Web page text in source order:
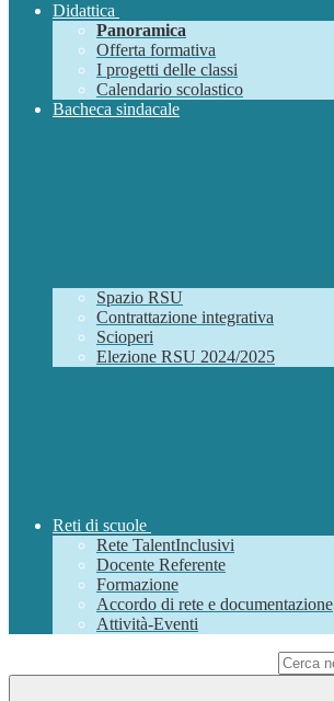
Didattica
Panoramica
Offerta formativa
I progetti delle classi
Calendario scolastico
Bacheca sindacale
Spazio RSU
Contrattazione integrativa
Scioperi
Elezione RSU 2024/2025
Reti di scuole
Rete TalentInclusivi
Docente Referente
Formazione
Accordo di rete e documentazione
Attività-Eventi